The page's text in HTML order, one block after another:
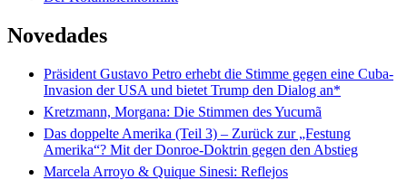
Novedades
Präsident Gustavo Petro erhebt die Stimme gegen eine Cuba-
Invasion der USA und bietet Trump den Dialog an*
Kretzmann, Morgana: Die Stimmen des Yucumã
Das doppelte Amerika (Teil 3) – Zurück zur „Festung
Amerika“? Mit der Donroe-Doktrin gegen den Abstieg
Marcela Arroyo & Quique Sinesi: Reflejos